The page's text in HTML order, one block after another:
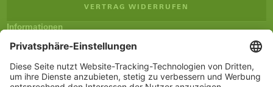
VERTRAG WIDERRUFEN
Informationen
Verkaufsbedingungen (AGB)
Versand und Zahlung
Newsletter